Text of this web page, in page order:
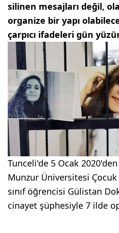
silinen mesajları değil,
organize bir yapı
çarpıcı ifadeleri gün
Tunceli'de 5 Ocak
Munzur Üniversitesi
sınıf öğrencisi Gülistan
cinayet şüphesiyle 7 ilde